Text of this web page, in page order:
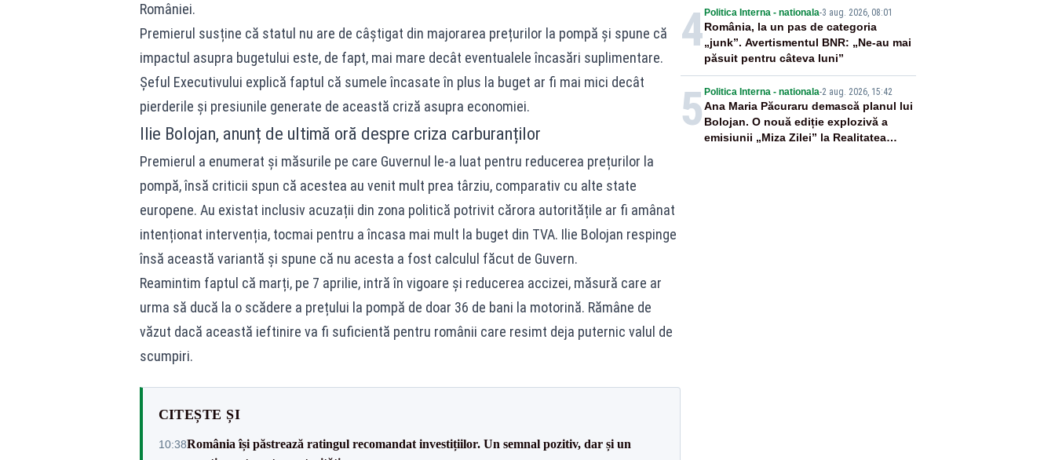
României.
Premierul susține că statul nu are de câștigat din majorarea prețurilor la pompă și spune că
impactul asupra bugetului este, de fapt, mai mare decât eventualele încasări suplimentare.
Șeful Executivului explică faptul că sumele încasate în plus la buget ar fi mai mici decât
pierderile și presiunile generate de această criză asupra economiei.
Ilie Bolojan, anunț de ultimă oră despre criza carburanților
Premierul a enumerat și măsurile pe care Guvernul le-a luat pentru reducerea prețurilor la
pompă, însă criticii spun că acestea au venit mult prea târziu, comparativ cu alte state
europene. Au existat inclusiv acuzații din zona politică potrivit cărora autoritățile ar fi amânat
intenționat intervenția, tocmai pentru a încasa mai mult la buget din TVA. Ilie Bolojan respinge
însă această variantă și spune că nu acesta a fost calculul făcut de Guvern.
Reamintim faptul că marți, pe 7 aprilie, intră în vigoare și reducerea accizei, măsură care ar
urma să ducă la o scădere a prețului la pompă de doar 36 de bani la motorină. Rămâne de
văzut dacă această ieftinire va fi suficientă pentru românii care resimt deja puternic valul de
scumpiri.
CITEȘTE ȘI
10:38România își păstrează ratingul recomandat investițiilor. Un semnal pozitiv, dar și un
4 Politica Interna - nationala-3 aug. 2026, 08:01
România, la un pas de categoria
„junk”. Avertismentul BNR: „Ne-au mai
păsuit pentru câteva luni”
5 Politica Interna - nationala-2 aug. 2026, 15:42
Ana Maria Păcuraru demască planul lui
Bolojan. O nouă ediție explozivă a
emisiunii „Miza Zilei” la Realitatea